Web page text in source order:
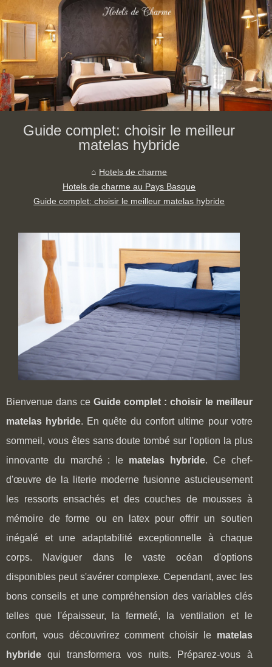
Guide complet: choisir le meilleur
matelas hybride
Hotels de charme
Hotels de charme au Pays Basque
Guide complet: choisir le meilleur matelas hybride
Bienvenue dans ceGuide complet : choisir le meilleur
matelas hybride. En quête du confort ultime pour votre
sommeil, vous êtes sans doute tombé sur l'option la plus
innovante du marché : le matelas hybride. Ce chef-
d'œuvre de la literie moderne fusionne astucieusement
les ressorts ensachés et des couches de mousses à
mémoire de forme ou en latex pour offrir un soutien
inégalé et une adaptabilité exceptionnelle à chaque
corps. Naviguer dans le vaste océan d'options
disponibles peut s'avérer complexe. Cependant, avec les
bons conseils et une compréhension des variables clés
telles que l'épaisseur, la fermeté, la ventilation et le
confort, vous découvrirez comment choisir le matelas
hybride qui transformera vos nuits. Préparez-vous à